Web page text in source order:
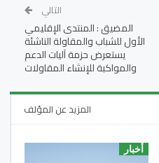
التالي
المضيق : المنتدى الإقليمي
الأول للشباب والمقاولة الناشئة
يستعرض حزمة آليات الدعم
والمواكبة للإنشاء المقاولات
المزيد عن المؤلف
أخبار